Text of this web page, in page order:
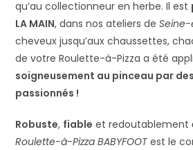
qu’au collectionneur en herbe. Il est
LA MAIN, dans nos ateliers de
cheveux jusqu’aux chaussettes,
de votre Roulette-à-Pizza a été
soigneusement au pinceau par
passionnés !
Robuste, fiable et redoutablement
Roulette-à-Pizza BABYFOOT est le